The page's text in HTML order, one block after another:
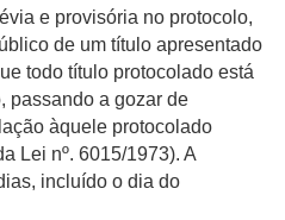
e provisória no protocolo,
de um título apresentado
todo título protocolado está
passando a gozar de
àquele protocolado
Lei nº. 6015/1973). A
incluído o dia do